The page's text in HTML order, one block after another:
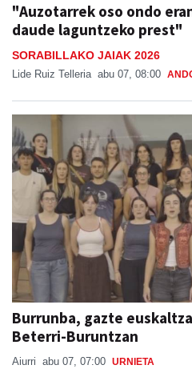
"Auzotarrek oso ondo
daude laguntzeko prest"
SORABILLAKO JAIAK 2026
Lide Ruiz Telleria abu 07, 08:00
Burrunba, gazte
Beterri-Buruntzan
Aiurri abu 07, 07:00 URNIETA